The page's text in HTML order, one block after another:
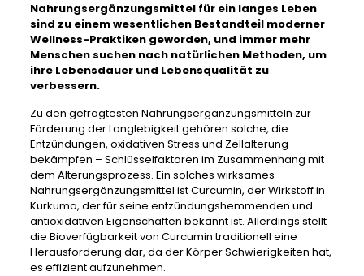
Nahrungsergänzungsmittel für ein langes Leben
sind zu einem wesentlichen Bestandteil moderner
Wellness-Praktiken geworden, und immer mehr
Menschen suchen nach natürlichen Methoden, um
ihre Lebensdauer und Lebensqualität zu
verbessern.
Zu den gefragtesten Nahrungsergänzungsmitteln zur
Förderung der Langlebigkeit gehören solche, die
Entzündungen, oxidativen Stress und Zellalterung
bekämpfen – Schlüsselfaktoren im Zusammenhang mit
dem Alterungsprozess. Ein solches wirksames
Nahrungsergänzungsmittel ist Curcumin, der Wirkstoff in
Kurkuma, der für seine entzündungshemmenden und
antioxidativen Eigenschaften bekannt ist. Allerdings stellt
die Bioverfügbarkeit von Curcumin traditionell eine
Herausforderung dar, da der Körper Schwierigkeiten hat,
es effizient aufzunehmen.